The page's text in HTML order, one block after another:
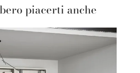
piacerti anche